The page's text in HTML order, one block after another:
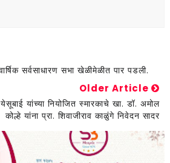
सर्वसाधारण सभा खेळीमेळीत पार पडली.
Older Article
येसूबाई यांच्या नियोजित स्मारकाचे खा. डॉ. अमोल
कोल्हे यांना प्रा. शिवाजीराव काळुंगे निवेदन सादर